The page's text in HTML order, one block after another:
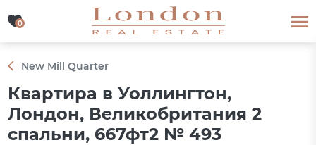
0
0
New Mill Quarter
Квартира в Уоллингтон,
Лондон, Великобритания 2
спальни, 667фт2 № 493